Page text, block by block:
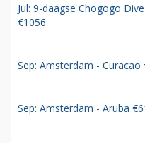
Jul: 9-daagse Chogogo
€1056
Sep: Amsterdam - Curacao
Sep: Amsterdam - Aruba